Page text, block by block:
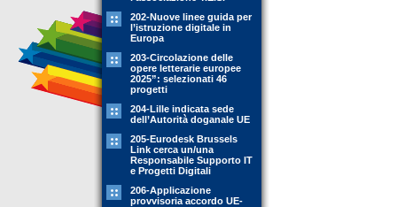
202-Nuove linee guida per
l’istruzione digitale in
Europa
203-Circolazione delle
opere letterarie europee
2025”: selezionati 46
progetti
204-Lille indicata sede
dell’Autorità doganale UE
205-Eurodesk Brussels
Link cerca un/una
Responsabile Supporto IT
e Progetti Digitali
206-Applicazione
provvisoria accordo UE-